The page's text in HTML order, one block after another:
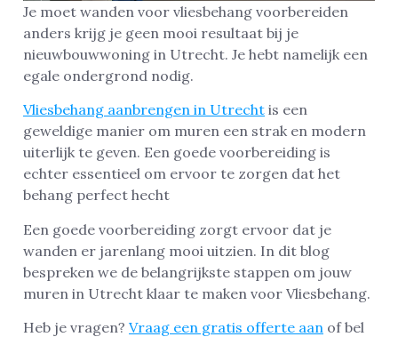
Je moet wanden voor vliesbehang voorbereiden
anders krijg je geen mooi resultaat bij je
nieuwbouwwoning in Utrecht. Je hebt namelijk een
egale ondergrond nodig.
Vliesbehang aanbrengen in Utrecht is een
geweldige manier om muren een strak en modern
uiterlijk te geven. Een goede voorbereiding is
echter essentieel om ervoor te zorgen dat het
behang perfect hecht
Een goede voorbereiding zorgt ervoor dat je
wanden er jarenlang mooi uitzien. In dit blog
bespreken we de belangrijkste stappen om jouw
muren in Utrecht klaar te maken voor Vliesbehang.
Heb je vragen? Vraag een gratis offerte aan of bel